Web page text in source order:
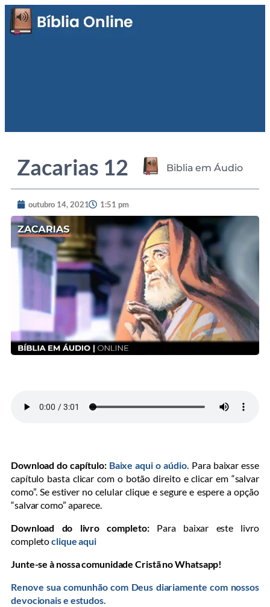
Zacarias 12 Biblia em Áudio
outubro 14, 2021 1:51 pm
Download do capítulo: Baixe aqui o aúdio. Para baixar esse
capítulo basta clicar com o botão direito e clicar em “salvar
como”. Se estiver no celular clique e segure e espere a opção
“salvar como” aparece.
Download do livro completo: Para baixar este livro
completoclique aqui
Junte-se à nossa comunidade Cristã no Whatsapp!
Renove sua comunhão com Deus diariamente com nossos
devocionais e estudos.